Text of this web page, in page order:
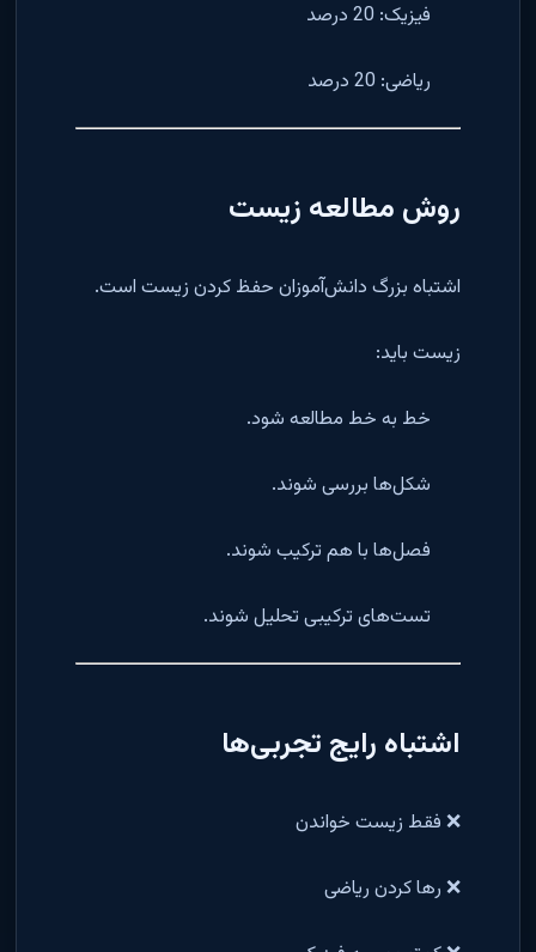
فیزیک: 20 درصد
ریاضی: 20 درصد
روش مطالعه زیست
اشتباه بزرگ دانش‌آموزان حفظ کردن زیست است.
زیست باید:
خط به خط مطالعه شود.
شکل‌ها بررسی شوند.
فصل‌ها با هم ترکیب شوند.
تست‌های ترکیبی تحلیل شوند.
اشتباه رایج تجربی‌ها
❌ فقط زیست خواندن
❌ رها کردن ریاضی